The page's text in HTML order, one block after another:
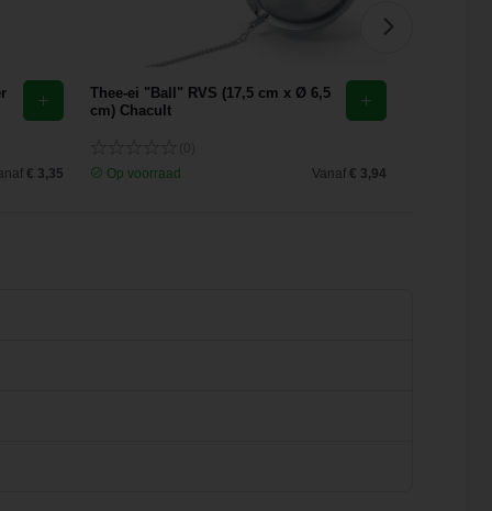
€ 3,35
Thee-ei "Ball" RVS (17,5 cm x Ø 6,5
cm) Chacult
Op voorraad
Vanaf € 3,94